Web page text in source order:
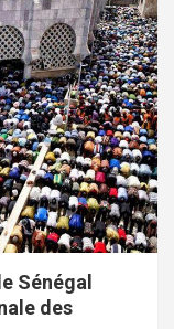
Sénégal
des